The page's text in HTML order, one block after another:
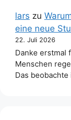
lars zu
eine neue
22. Juli 2026
Danke erstmal
Menschen
Das